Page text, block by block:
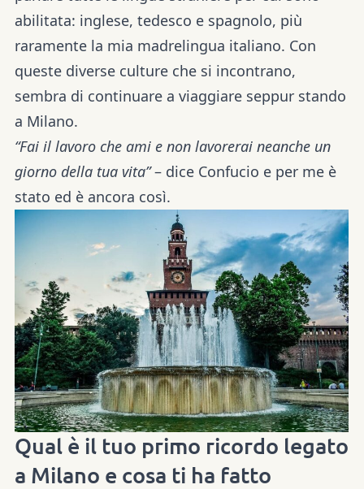
abilitata: inglese, tedesco e spagnolo, più
raramente la mia madrelingua italiano. Con
queste diverse culture che si incontrano,
sembra di continuare a viaggiare seppur stando
a Milano.
“Fai il lavoro che ami e non lavorerai neanche un
giorno della tua vita”– dice Confucio e per me è
stato ed è ancora così.
Qual è il tuo primo ricordo legato
a Milano e cosa ti ha fatto